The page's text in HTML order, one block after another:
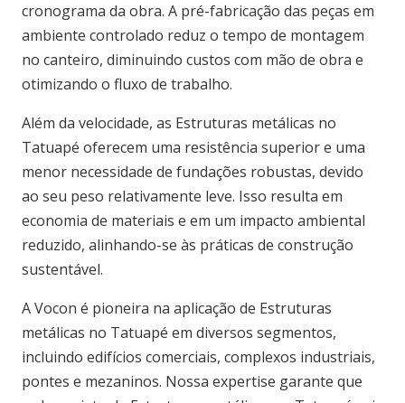
cronograma da obra. A pré-fabricação das peças em
ambiente controlado reduz o tempo de montagem
no canteiro, diminuindo custos com mão de obra e
otimizando o fluxo de trabalho.
Além da velocidade, as Estruturas metálicas no
Tatuapé oferecem uma resistência superior e uma
menor necessidade de fundações robustas, devido
ao seu peso relativamente leve. Isso resulta em
economia de materiais e em um impacto ambiental
reduzido, alinhando-se às práticas de construção
sustentável.
A Vocon é pioneira na aplicação de Estruturas
metálicas no Tatuapé em diversos segmentos,
incluindo edifícios comerciais, complexos industriais,
pontes e mezaninos. Nossa expertise garante que